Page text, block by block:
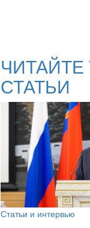
СТАТЬИ
Статьи и интервью